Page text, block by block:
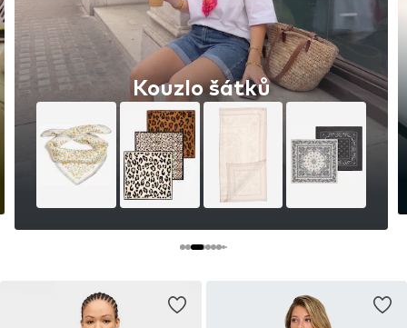
Nadčasové tenisky, které
nikdy nevyjdou z módy